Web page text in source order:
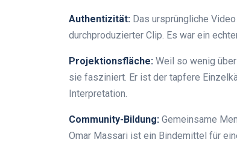
Authentizität: Das ursprüngliche
durchproduzierter Clip. Es war ein
Projektionsfläche: Weil so wenig
sie fasziniert. Er ist der tapfere
Interpretation.
Community-Bildung: Gemeinsame
Omar Massari ist ein Bindemittel für